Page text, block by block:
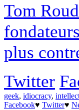
Tom
plus
Twitter
geek, idiocracy,
Facebook♥ Twitter♥